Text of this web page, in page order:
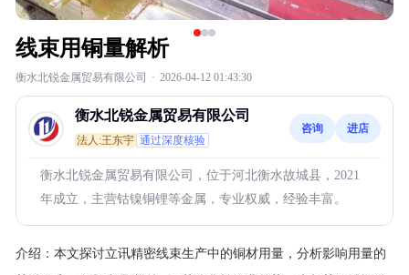
线束用铜量解析
衡水北锐金属贸易有限公司 · 2026-04-12 01:43:30
衡水北锐金属贸易有限公司
法人:王东宇 通过深度核验
咨询 进店
衡水北锐金属贸易有限公司，位于河北衡水故城县，2021
年成立，主营钴镍铜锂等金属，专业权威，经验丰富。
介绍： 本文探讨立讯精密线束生产中的铜材用量，分析影响用量的